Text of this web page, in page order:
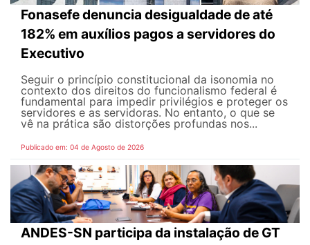
Fonasefe denuncia desigualdade de até
182% em auxílios pagos a servidores do
Executivo
Seguir o princípio constitucional da isonomia no
contexto dos direitos do funcionalismo federal é
fundamental para impedir privilégios e proteger os
servidores e as servidoras. No entanto, o que se
vê na prática são distorções profundas nos...
Publicado em: 04 de Agosto de 2026
ANDES-SN participa da instalação de GT